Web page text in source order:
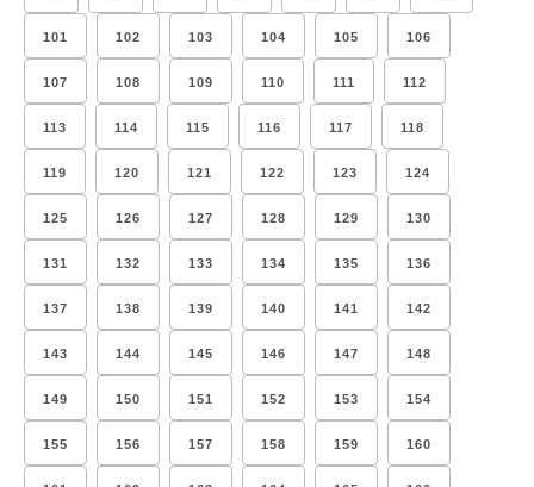
101 102 103 104 105 106
107 108 109 110 111 112
113 114 115 116 117 118
119 120 121 122 123 124
125 126 127 128 129 130
131 132 133 134 135 136
137 138 139 140 141 142
143 144 145 146 147 148
149 150 151 152 153 154
155 156 157 158 159 160